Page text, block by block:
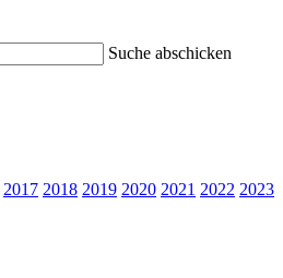
Suche abschicken
2017 2018 2019 2020 2021 2022 2023